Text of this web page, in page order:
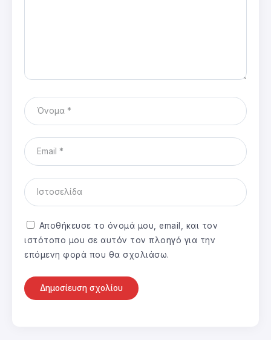
Αποθήκευσε το όνομά μου, email, και τον
ιστότοπο μου σε αυτόν τον πλοηγό για την
επόμενη φορά που θα σχολιάσω.